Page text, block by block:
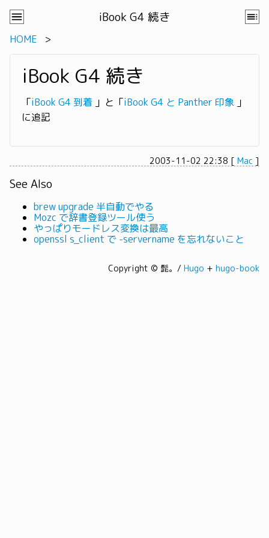
iBook G4 続き
HOME
iBook G4 続き
「iBook G4 到着 」と「iBook G4 と Panther 印象 」
に追記
2003-11-02 22:38 [ Mac ]
See Also
brew upgrade 半自動でやる
Mozc で辞書登録ツール使う
やっぱりモードレス変換は最高
openssl s_client で -servername を忘れないこと
Copyright © 髭。/ Hugo + hugo-book